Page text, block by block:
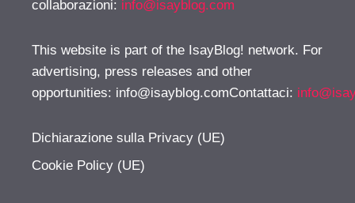
collaborazioni: info@isayblog.com
This website is part of the IsayBlog! network. For
advertising, press releases and other
opportunities: info@isayblog.comContattaci:
Dichiarazione sulla Privacy (UE)
Cookie Policy (UE)